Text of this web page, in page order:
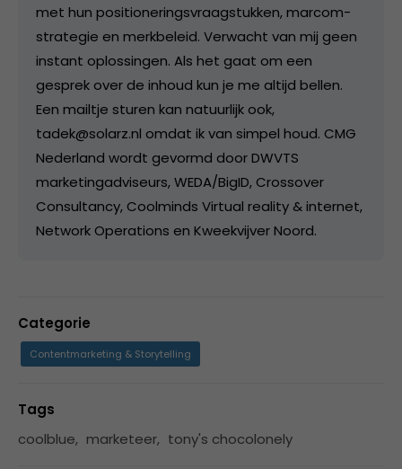
met hun positioneringsvraagstukken, marcom-
strategie en merkbeleid. Verwacht van mij geen
instant oplossingen. Als het gaat om een
gesprek over de inhoud kun je me altijd bellen.
Een mailtje sturen kan natuurlijk ook,
tadek@solarz.nl omdat ik van simpel houd. CMG
Nederland wordt gevormd door DWVTS
marketingadviseurs, WEDA/BigID, Crossover
Consultancy, Coolminds Virtual reality & internet,
Network Operations en Kweekvijver Noord.
Categorie
Contentmarketing & Storytelling
Tags
coolblue, marketeer, tony's chocolonely